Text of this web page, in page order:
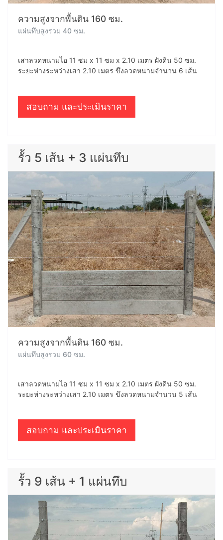
ความสูงจากพื้นดิน 160 ซม.
แผ่นทึบสูงรวม 40 ซม.
เสาลวดหนามไอ 11 ซม x 11 ซม x 2.10 เมตร ฝังดิน 50 ซม.
ระยะห่างระหว่างเสา 2.10 เมตร ขึงลวดหนามจำนวน 6 เส้น
สอบถาม และประเมินราคา
รั้ว 5 เส้น + 3 แผ่นทึบ
ความสูงจากพื้นดิน 160 ซม.
แผ่นทึบสูงรวม 60 ซม.
เสาลวดหนามไอ 11 ซม x 11 ซม x 2.10 เมตร ฝังดิน 50 ซม.
ระยะห่างระหว่างเสา 2.10 เมตร ขึงลวดหนามจำนวน 5 เส้น
สอบถาม และประเมินราคา
รั้ว 9 เส้น + 1 แผ่นทึบ